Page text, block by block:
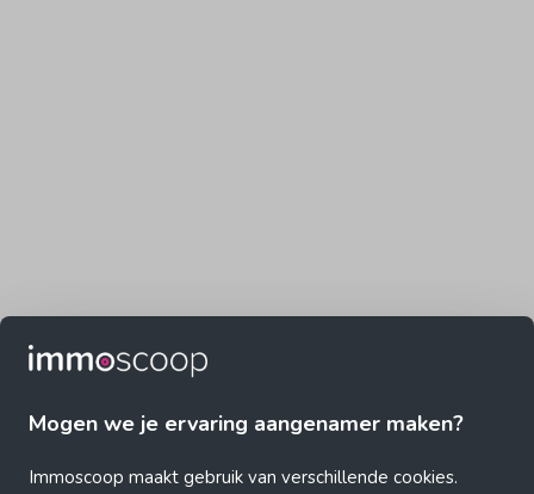
Mogen we je ervaring aangenamer maken?
Immoscoop maakt gebruik van verschillende cookies.